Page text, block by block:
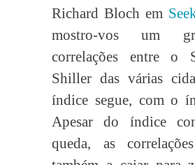
Richard Bloch em
mostro-vos um
correlações entre o
Shiller das várias
índice segue, com o
Apesar do índice
queda, as